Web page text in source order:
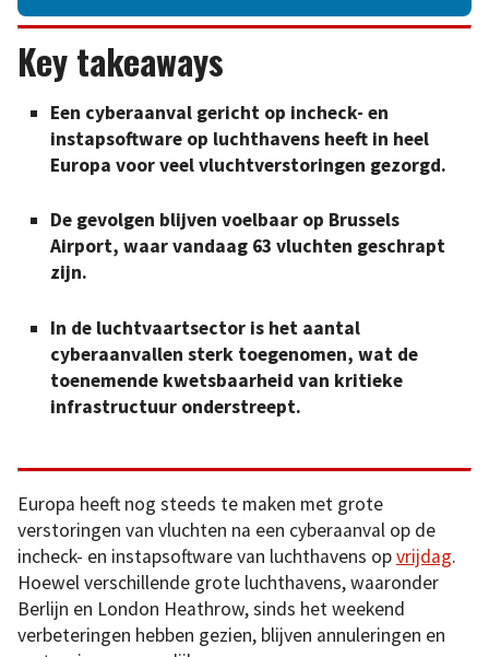
Key takeaways
Een cyberaanval gericht op incheck- en
instapsoftware op luchthavens heeft in heel
Europa voor veel vluchtverstoringen gezorgd.
De gevolgen blijven voelbaar op Brussels
Airport, waar vandaag 63 vluchten geschrapt
zijn.
In de luchtvaartsector is het aantal
cyberaanvallen sterk toegenomen, wat de
toenemende kwetsbaarheid van kritieke
infrastructuur onderstreept.
Europa heeft nog steeds te maken met grote
verstoringen van vluchten na een cyberaanval op de
incheck- en instapsoftware van luchthavens opvrijdag.
Hoewel verschillende grote luchthavens, waaronder
Berlijn en London Heathrow, sinds het weekend
verbeteringen hebben gezien, blijven annuleringen en